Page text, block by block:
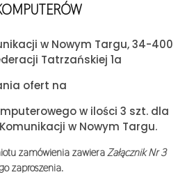
w Nowym Targu, 34-400
Tatrzańskiej 1a
ofert na
w ilości 3 szt. dla
w Nowym Targu.
zamówienia zawieraZałącznik Nr 3
zaproszenia.